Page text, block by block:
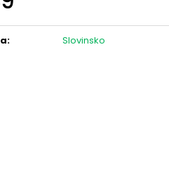
: Slovinsko